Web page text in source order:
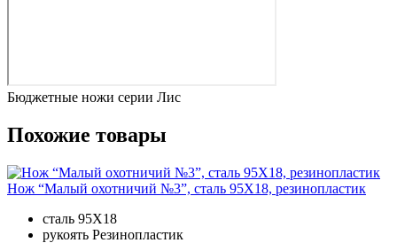
Бюджетные ножи серии Лис
Похожие товары
Нож “Малый охотничий №3”, сталь 95Х18, резинопластик
сталь 95Х18
рукоять Резинопластик